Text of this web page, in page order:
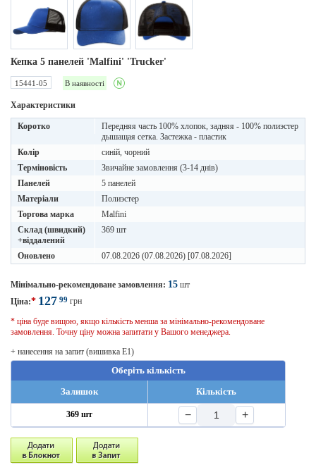
Кепка 5 панелей 'Malfini' 'Trucker'
15441-05 В наявності
Характеристики
Коротко
Передняя часть 100% хлопок, задняя - 100% полиэстер
дышащая сетка. Застежка - пластик
Колір
синій, чорний
Терміновість
Звичайне замовлення (3-14 днів)
Панелей
5 панелей
Матеріали
Полиэстер
Торгова марка
Malfini
Склад (швидкий)
+віддалений
369 шт
Оновлено 07.08.2026 (07.08.2026) [07.08.2026]
Мінімально-рекомендоване замовлення: 15 шт
Ціна:* 127 99 грн
* ціна буде вищою, якщо кількість менша за мінімально-рекомендоване
замовлення. Точну ціну можна запитати у Вашого менеджера.
+ нанесення на запит (вишивка E1)
Оберіть кількість
Залишок
Кількість
369 шт − +